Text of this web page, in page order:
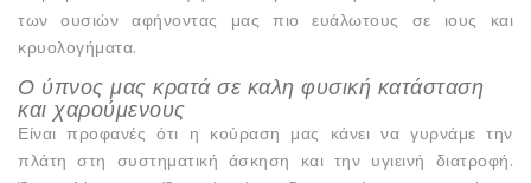
των ουσιών αφήνοντας μας πιο ευάλωτους σε ιους και
κρυολογήματα.
Ο ύπνος μας κρατά σε καλη φυσική κατάσταση
και χαρούμενους
Είναι προφανές ότι η κούραση μας κάνει να γυρνάμε την
πλάτη στη συστηματική άσκηση και την υγιεινή διατροφή.